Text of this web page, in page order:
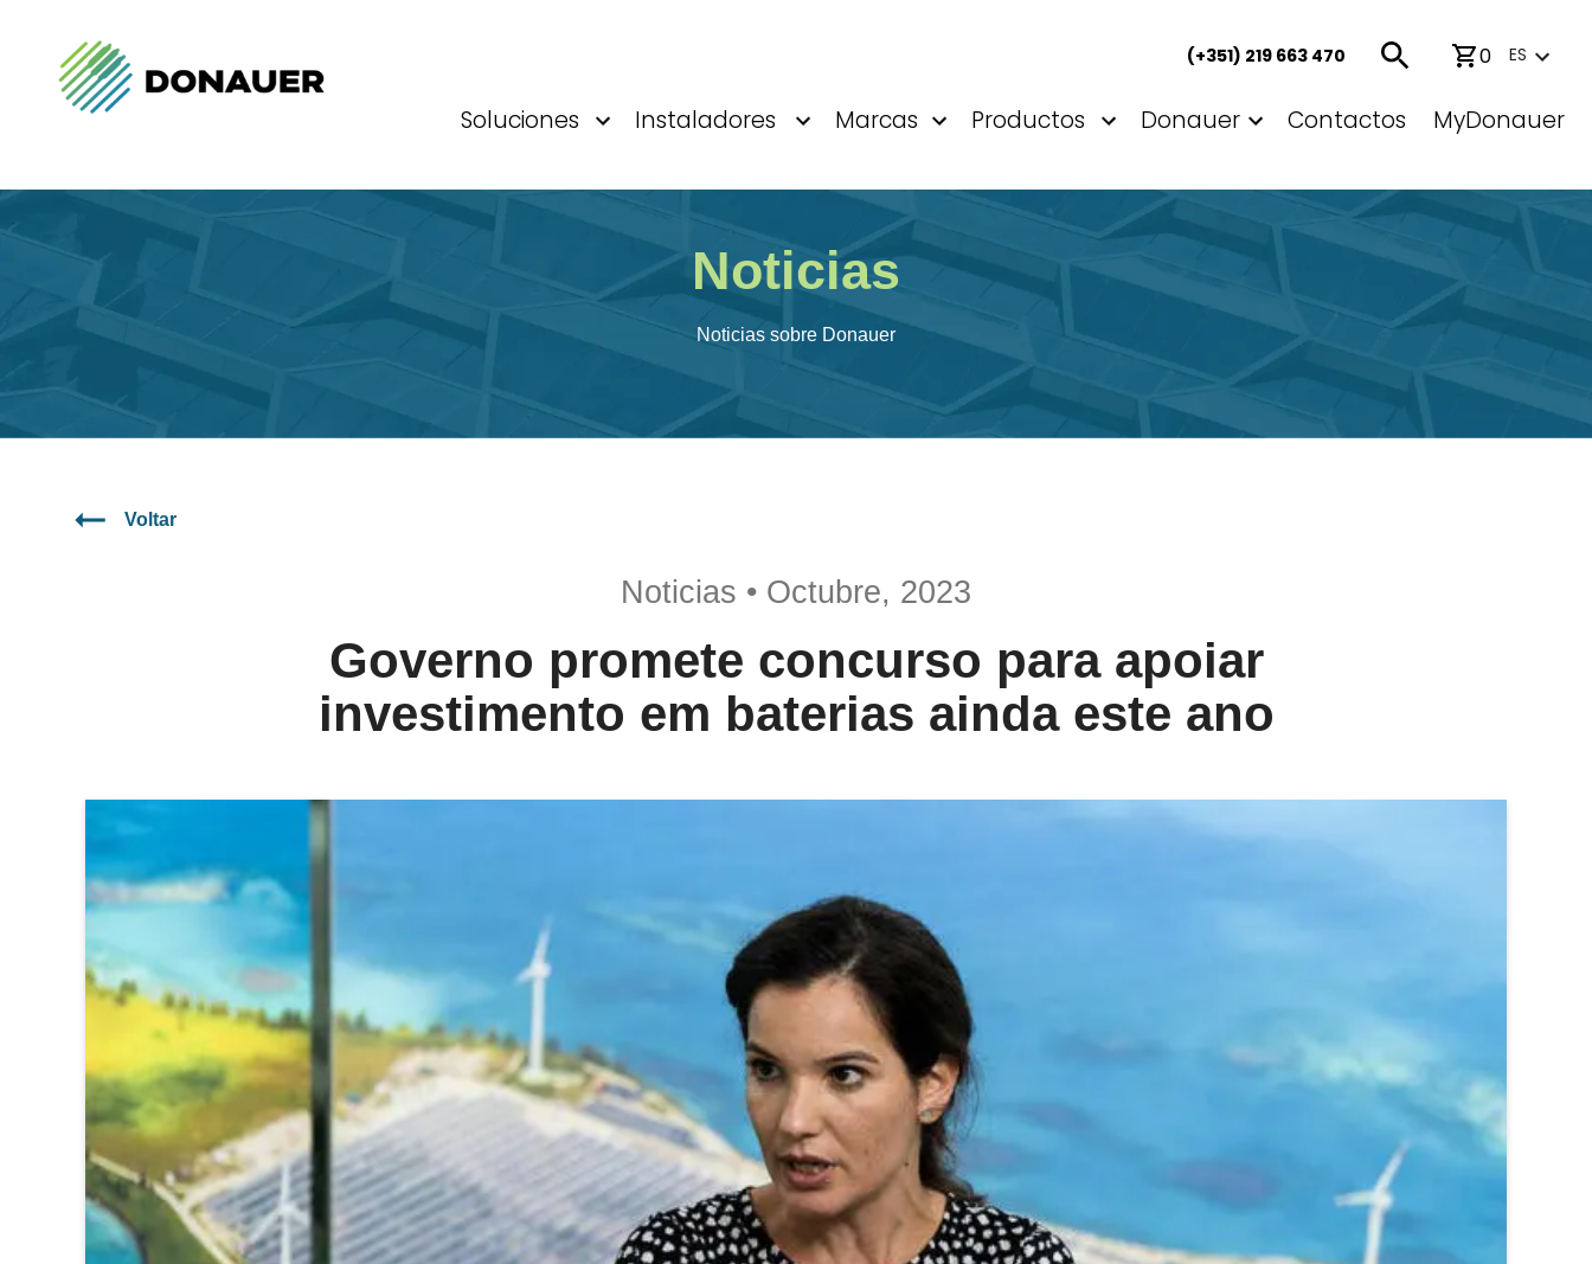
(+351) 219 663 470 0 ES
Soluciones Instaladores Marcas Productos Donauer Contactos MyDonauer
Noticias
Noticias sobre Donauer
Voltar
Noticias • Octubre, 2023
Governo promete concurso para apoiar
investimento em baterias ainda este ano